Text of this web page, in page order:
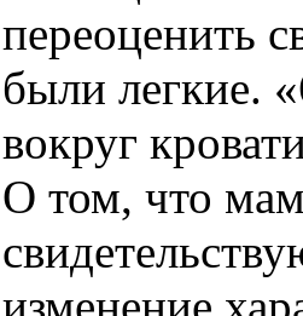
переоценить
были легкие.
вокруг
О том, что
изменение